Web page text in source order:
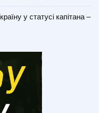
у статусі капітана –